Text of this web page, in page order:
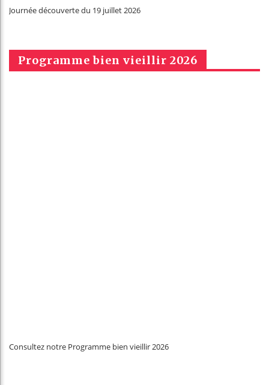
Journée découverte du 19 juillet 2026
Programme bien vieillir 2026
Consultez notre Programme bien vieillir 2026